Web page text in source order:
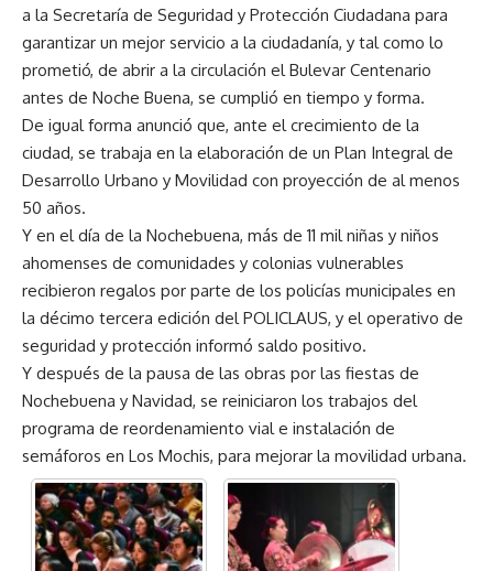
a la Secretaría de Seguridad y Protección Ciudadana para
garantizar un mejor servicio a la ciudadanía, y tal como lo
prometió, de abrir a la circulación el Bulevar Centenario
antes de Noche Buena, se cumplió en tiempo y forma.
De igual forma anunció que, ante el crecimiento de la
ciudad, se trabaja en la elaboración de un Plan Integral de
Desarrollo Urbano y Movilidad con proyección de al menos
50 años.
Y en el día de la Nochebuena, más de 11 mil niñas y niños
ahomenses de comunidades y colonias vulnerables
recibieron regalos por parte de los policías municipales en
la décimo tercera edición del POLICLAUS, y el operativo de
seguridad y protección informó saldo positivo.
Y después de la pausa de las obras por las fiestas de
Nochebuena y Navidad, se reiniciaron los trabajos del
programa de reordenamiento vial e instalación de
semáforos en Los Mochis, para mejorar la movilidad urbana.